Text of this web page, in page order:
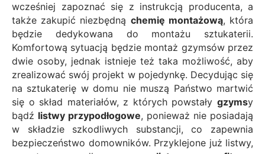
wcześniej zapoznać się z instrukcją producenta, a
także zakupić niezbędną chemię montażową, która
będzie dedykowana do montażu sztukaterii.
Komfortową sytuacją będzie montaż gzymsów przez
dwie osoby, jednak istnieje też taka możliwość, aby
zrealizować swój projekt w pojedynkę. Decydując się
na sztukaterię w domu nie muszą Państwo martwić
się o skład materiałów, z których powstały gzymsy
bądź listwy przypodłogowe, ponieważ nie posiadają
w składzie szkodliwych substancji, co zapewnia
bezpieczeństwo domowników. Przyklejone już listwy,